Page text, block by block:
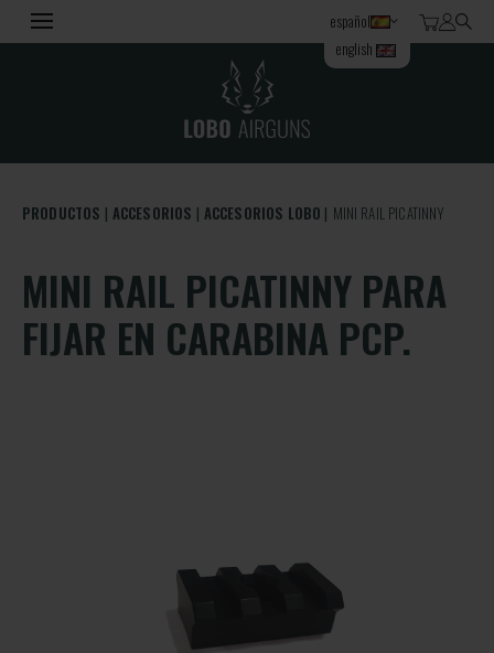
español
english
PRODUCTOS ACCESORIOS ACCESORIOS LOBO MINI RAIL PICATINNY
MINI RAIL PICATINNY PARA
FIJAR EN CARABINA PCP.